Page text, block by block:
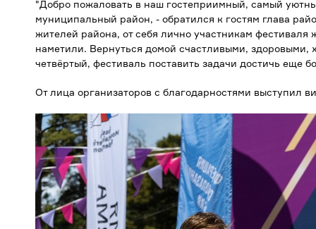
"Добро пожаловать в наш гостеприимный, самый
муниципальный район, - обратился к гостям глава
жителей района, от себя лично участникам фестиваля
наметили. Вернуться домой счастливыми,
четвёртый, фестиваль поставить задачи достичь еще
От лица организаторов с благодарностями выступил